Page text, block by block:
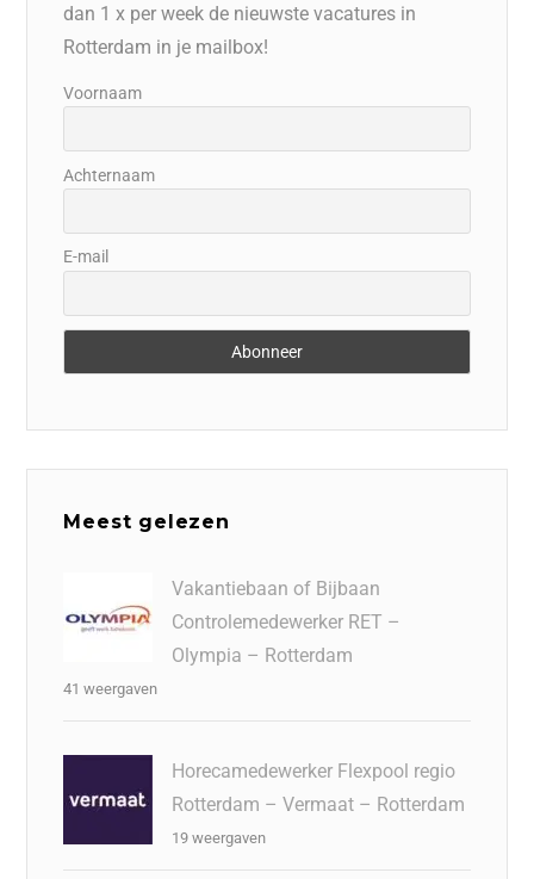
dan 1 x per week de nieuwste vacatures in
Rotterdam in je mailbox!
Voornaam
Achternaam
E-mail
Meest gelezen
Vakantiebaan of Bijbaan
Controlemedewerker RET –
Olympia – Rotterdam
41 weergaven
Horecamedewerker Flexpool regio
Rotterdam – Vermaat – Rotterdam
19 weergaven